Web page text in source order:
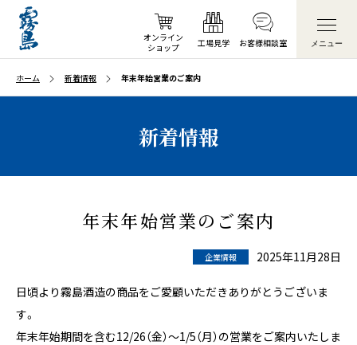
オンライン
ショップ
工場見学 お客様相談室 メニュー
ホーム 新着情報 年末年始営業のご案内
新着情報
年末年始営業のご案内
企業情報 2025年11月28日
日頃より霧島酒造の商品をご愛顧いただきありがとうございま
す。
年末年始期間を含む12/26（金）～1/5（月）の営業をご案内いたしま